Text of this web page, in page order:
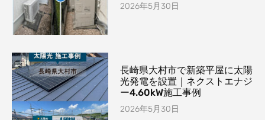
2026年5月30日
長崎県大村市で新築平屋に太陽
光発電を設置｜ネクストエナジ
ー4.60kW施工事例
2026年5月30日